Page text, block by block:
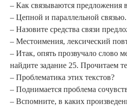
– Как связываются предложения
– Цепной и параллельной связью.
– Назовите средства связи
– Местоимения, лексический
– Итак, опять прозвучало слово
найдите задание 25. Прочитаем
– Проблематика этих текстов?
– Поднимается проблема
– Вспомните, в каких